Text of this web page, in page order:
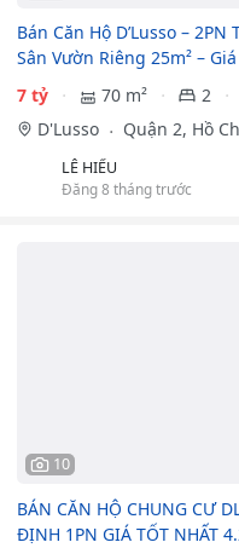
Bán Căn Hộ D’Lusso –
Sân Vườn Riêng 25m² –
7 tỷ
70 m² 2
D'Lusso
Quận 2, Hồ
LÊ HIẾU
Đăng 8 tháng trước
10
BÁN CĂN HỘ CHUNG CƯ
ĐỊNH 1PN GIÁ TỐT NHẤT